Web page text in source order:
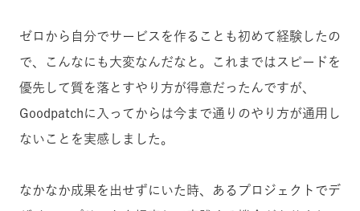
ゼロから自分でサービスを作ることも初めて経験したの
で、こんなにも大変なんだなと。これまではスピードを
優先して質を落とすやり方が得意だったんですが、
Goodpatchに入ってからは今まで通りのやり方が通用し
ないことを実感しました。
なかなか成果を出せずにいた時、あるプロジェクトでデ